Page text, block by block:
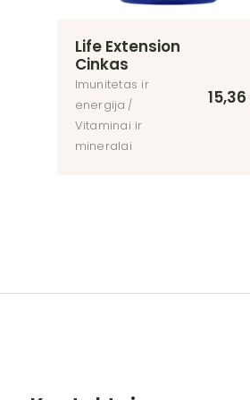
Life Extension
Cinkas
Imunitetas ir
energija
Vitaminai ir
mineralai
15,36